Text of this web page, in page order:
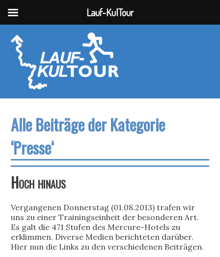
Alle Beiträge der Kategorie
‘Presse‘
Hoch hinaus
Vergangenen Donnerstag (01.08.2013) trafen wir
uns zu einer Trainingseinheit der besonderen Art.
Es galt die 471 Stufen des Mercure-Hotels zu
erklimmen. Diverse Medien berichteten darüber.
Hier nun die Links zu den verschiedenen Beiträgen.
Lauf-KulTour